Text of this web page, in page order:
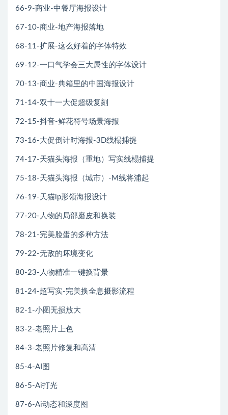
66-9-商业-中餐厅海报设计
67-10-商业-地产海报落地
68-11-扩展-这么好着的字体特效
69-12-一口气学会三大属性的字体设计
70-13-商业-典箱里的中国海报设计
71-14-双十一大促超级复刻
72-15-抖音-鲜花符号场景海报
73-16-大促倒计时海报-3D线榻捕提
74-17-天猫头海报（重地）写实线榻捕提
75-18-天猫头海报（城市）-M线将浦起
76-19-天猫ip形领海报设计
77-20-人物的局部磨皮和换装
78-21-完美脸蛋的多种方法
79-22-无敌的坏境变化
80-23-人物精准一键换背景
81-24-超写实-完美换全息摄影流程
82-1-小图无损放大
83-2-老照片上色
84-3-老照片修复和高清
85-4-AI图
86-5-Ai打光
87-6-Ai动态和深度图